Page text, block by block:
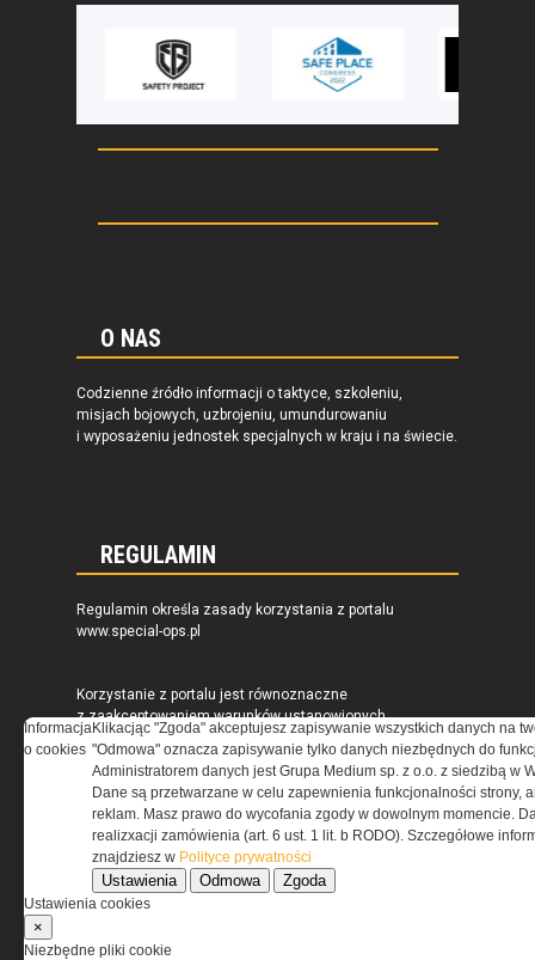
O NAS
Codzienne źródło informacji o taktyce, szkoleniu,
misjach bojowych, uzbrojeniu, umundurowaniu
i wyposażeniu jednostek specjalnych w kraju i na świecie.
REGULAMIN
Regulamin określa zasady korzystania z portalu
www.special-ops.pl
Korzystanie z portalu jest równoznaczne
z zaakceptowaniem warunków ustanowionych
przez Grupa MEDIUM Spółka z ograniczoną
odpowiedzialnością Spółka komandytowa, nr KRS:
0000537655, NIP 1132860378, REGON 146393437
(zwana dalej Grupa MEDIUM) w postaci Regulaminu.
Przeczytaj regulamin
Informacja
o cookies
Klikacjąc "Zgoda" akceptujesz zapisywanie wszystkich danych na
"Odmowa" oznacza zapisywanie tylko danych niezbędnych do
Administratorem danych jest Grupa Medium sp. z o.o. z siedzibą w
Dane są przetwarzane w celu zapewnienia funkcjonalności strony,
reklam. Masz prawo do wycofania zgody w dowolnym momencie.
realizxacji zamówienia (art. 6 ust. 1 lit. b RODO). Szczegółowe
znajdziesz w Polityce prywatności
Ustawienia Odmowa Zgoda
Ustawienia cookies
×
Niezbędne pliki cookie